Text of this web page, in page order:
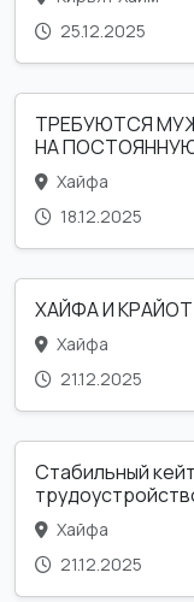
25.12.2025
ТРЕБУЮТСЯ
НА
Хайфа
18.12.2025
ХАЙФА И
Хайфа
21.12.2025
Стабильный
Хайфа
21.12.2025